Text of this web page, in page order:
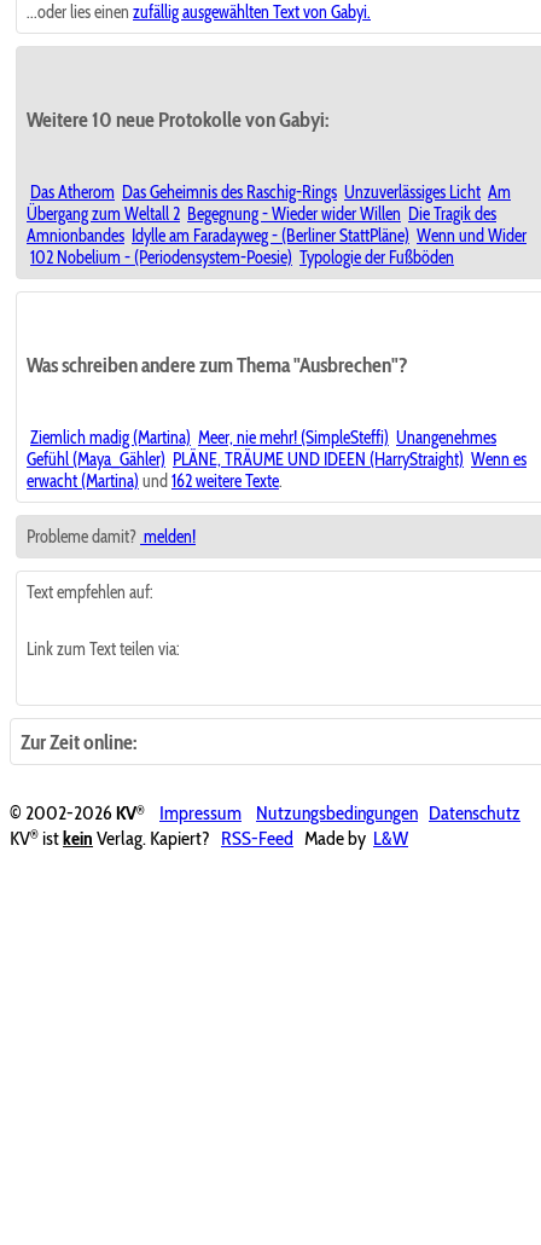
...oder lies einen zufällig ausgewählten Text von Gabyi.
Weitere 10 neue Protokolle von Gabyi:
Das Atherom Das Geheimnis des Raschig-Rings Unzuverlässiges Licht Am
Übergang zum Weltall 2 Begegnung - Wieder wider Willen Die Tragik des
Amnionbandes Idylle am Faradayweg - (Berliner StattPläne) Wenn und Wider
102 Nobelium - (Periodensystem-Poesie) Typologie der Fußböden
Was schreiben andere zum Thema "Ausbrechen"?
Ziemlich madig (Martina) Meer, nie mehr! (SimpleSteffi) Unangenehmes
Gefühl (Maya_Gähler) PLÄNE, TRÄUME UND IDEEN (HarryStraight) Wenn es
erwacht (Martina) und 162 weitere Texte.
Probleme damit? melden!
Text empfehlen auf:
Link zum Text teilen via:
Zur Zeit online:
© 2002-2026KV® Impressum Nutzungsbedingungen Datenschutz
KV® istkein Verlag. Kapiert? RSS-Feed Made by L&W